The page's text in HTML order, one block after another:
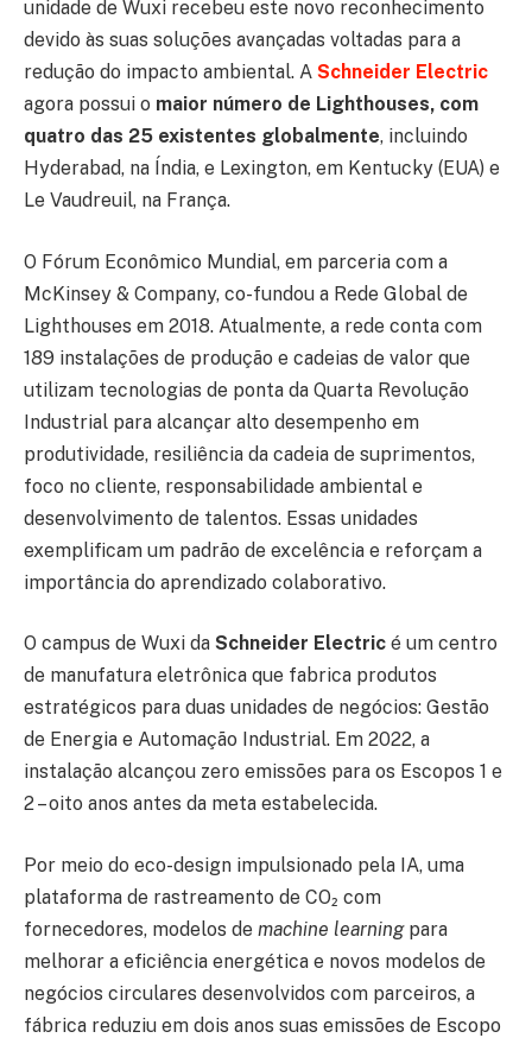
unidade de Wuxi recebeu este novo reconhecimento
devido às suas soluções avançadas voltadas para a
redução do impacto ambiental. A Schneider Electric
agora possui o maior número de Lighthouses, com
quatro das 25 existentes globalmente, incluindo
Hyderabad, na Índia, e Lexington, em Kentucky (EUA) e
Le Vaudreuil, na França.
O Fórum Econômico Mundial, em parceria com a
McKinsey & Company, co-fundou a Rede Global de
Lighthouses em 2018. Atualmente, a rede conta com
189 instalações de produção e cadeias de valor que
utilizam tecnologias de ponta da Quarta Revolução
Industrial para alcançar alto desempenho em
produtividade, resiliência da cadeia de suprimentos,
foco no cliente, responsabilidade ambiental e
desenvolvimento de talentos. Essas unidades
exemplificam um padrão de excelência e reforçam a
importância do aprendizado colaborativo.
O campus de Wuxi da Schneider Electric é um centro
de manufatura eletrônica que fabrica produtos
estratégicos para duas unidades de negócios: Gestão
de Energia e Automação Industrial. Em 2022, a
instalação alcançou zero emissões para os Escopos 1 e
2 – oito anos antes da meta estabelecida.
Por meio do eco-design impulsionado pela IA, uma
plataforma de rastreamento de CO₂ com
fornecedores, modelos de machine learningpara
melhorar a eficiência energética e novos modelos de
negócios circulares desenvolvidos com parceiros, a
fábrica reduziu em dois anos suas emissões de Escopo